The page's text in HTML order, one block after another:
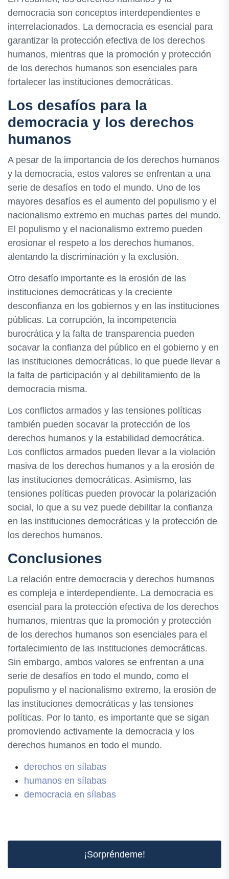
democracia son conceptos interdependientes e
interrelacionados. La democracia es esencial para
garantizar la protección efectiva de los derechos
humanos, mientras que la promoción y protección
de los derechos humanos son esenciales para
fortalecer las instituciones democráticas.
Los desafíos para la
democracia y los derechos
humanos
A pesar de la importancia de los derechos humanos
y la democracia, estos valores se enfrentan a una
serie de desafíos en todo el mundo. Uno de los
mayores desafíos es el aumento del populismo y el
nacionalismo extremo en muchas partes del mundo.
El populismo y el nacionalismo extremo pueden
erosionar el respeto a los derechos humanos,
alentando la discriminación y la exclusión.
Otro desafío importante es la erosión de las
instituciones democráticas y la creciente
desconfianza en los gobiernos y en las instituciones
públicas. La corrupción, la incompetencia
burocrática y la falta de transparencia pueden
socavar la confianza del público en el gobierno y en
las instituciones democráticas, lo que puede llevar a
la falta de participación y al debilitamiento de la
democracia misma.
Los conflictos armados y las tensiones políticas
también pueden socavar la protección de los
derechos humanos y la estabilidad democrática.
Los conflictos armados pueden llevar a la violación
masiva de los derechos humanos y a la erosión de
las instituciones democráticas. Asimismo, las
tensiones políticas pueden provocar la polarización
social, lo que a su vez puede debilitar la confianza
en las instituciones democráticas y la protección de
los derechos humanos.
Conclusiones
La relación entre democracia y derechos humanos
es compleja e interdependiente. La democracia es
esencial para la protección efectiva de los derechos
humanos, mientras que la promoción y protección
de los derechos humanos son esenciales para el
fortalecimiento de las instituciones democráticas.
Sin embargo, ambos valores se enfrentan a una
serie de desafíos en todo el mundo, como el
populismo y el nacionalismo extremo, la erosión de
las instituciones democráticas y las tensiones
políticas. Por lo tanto, es importante que se sigan
promoviendo activamente la democracia y los
derechos humanos en todo el mundo.
derechos en sílabas
humanos en sílabas
democracia en sílabas
¡Sorpréndeme!